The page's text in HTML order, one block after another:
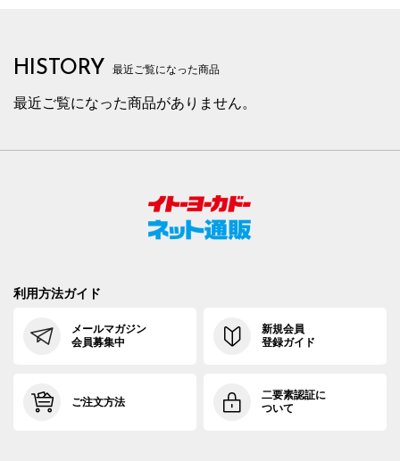
HISTORY 最近ご覧になった商品
最近ご覧になった商品がありません。
利用方法ガイド
メールマガジン
会員募集中
新規会員
登録ガイド
ご注文方法
二要素認証に
ついて